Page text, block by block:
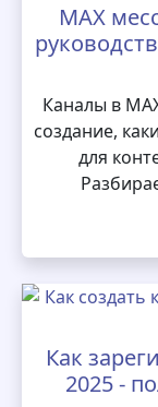
MAX
Каналы в
создание,
для
Как
2025 -